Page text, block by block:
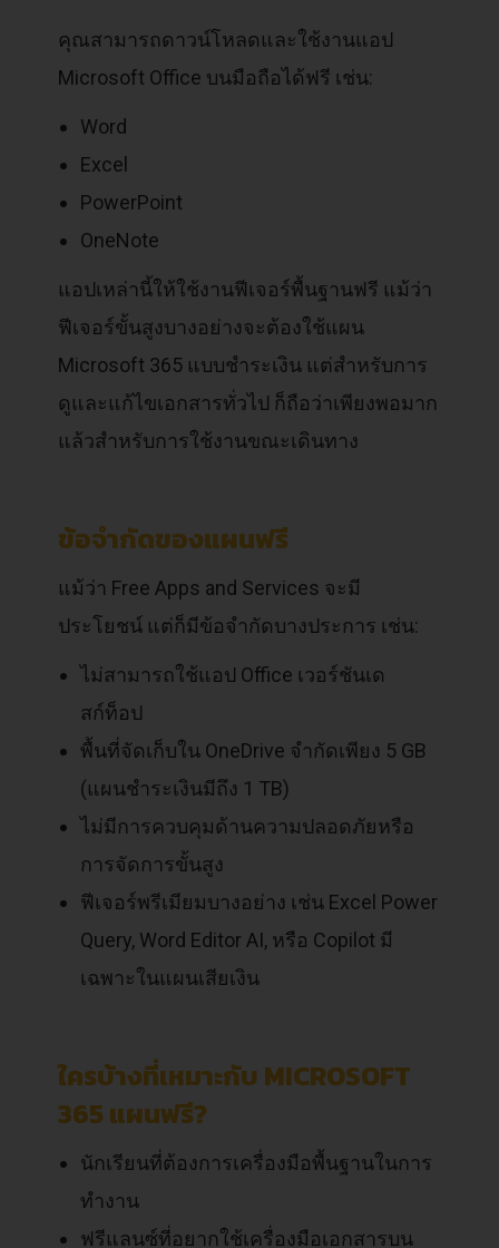
คุณสามารถดาวน์โหลดและใช้งานแอป
Microsoft Office บนมือถือได้ฟรี เช่น:
Word
Excel
PowerPoint
OneNote
แอปเหล่านี้ให้ใช้งานฟีเจอร์พื้นฐานฟรี แม้ว่า
ฟีเจอร์ขั้นสูงบางอย่างจะต้องใช้แผน
Microsoft 365 แบบชำระเงิน แต่สำหรับการ
ดูและแก้ไขเอกสารทั่วไป ก็ถือว่าเพียงพอมาก
แล้วสำหรับการใช้งานขณะเดินทาง
ข้อจำกัดของแผนฟรี
แม้ว่า Free Apps and Services จะมี
ประโยชน์ แต่ก็มีข้อจำกัดบางประการ เช่น:
ไม่สามารถใช้แอป Office เวอร์ชันเด
สก์ท็อป
พื้นที่จัดเก็บใน OneDrive จำกัดเพียง 5 GB
(แผนชำระเงินมีถึง 1 TB)
ไม่มีการควบคุมด้านความปลอดภัยหรือ
การจัดการขั้นสูง
ฟีเจอร์พรีเมียมบางอย่าง เช่น Excel Power
Query, Word Editor AI, หรือ Copilot มี
เฉพาะในแผนเสียเงิน
ใครบ้างที่เหมาะกับ MICROSOFT
365 แผนฟรี?
นักเรียนที่ต้องการเครื่องมือพื้นฐานในการ
ทำงาน
ฟรีแลนซ์ที่อยากใช้เครื่องมือเอกสารบน